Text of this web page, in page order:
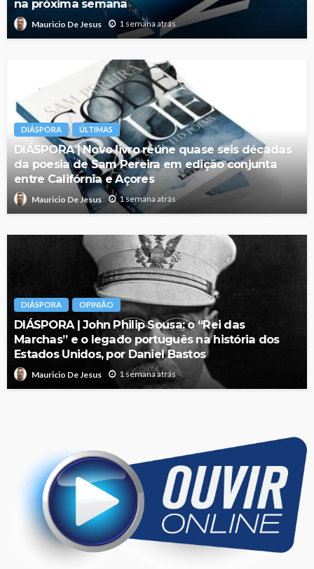
na próxima semana
Mauricio De Jesus 1 semana atrás
DIÁSPORA ÚLTIMAS
DIÁSPORA | Novo livro reúne quase seis décadas
da poesia de Sam Pereira em edição conjunta
entre Califórnia e Açores
Mauricio De Jesus 1 semana atrás
DIÁSPORA OPINIÃO
DIÁSPORA | John Philip Sousa: o “Rei das
Marchas” e o legado português na história dos
Estados Unidos, por Daniel Bastos
Mauricio De Jesus 1 semana atrás